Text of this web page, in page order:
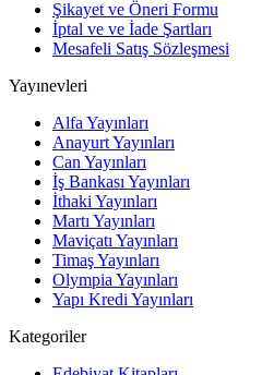
Şikayet ve Öneri Formu
İptal ve ve İade Şartları
Mesafeli Satış Sözleşmesi
Yayınevleri
Alfa Yayınları
Anayurt Yayınları
Can Yayınları
İş Bankası Yayınları
İthaki Yayınları
Martı Yayınları
Maviçatı Yayınları
Timaş Yayınları
Olympia Yayınları
Yapı Kredi Yayınları
Kategoriler